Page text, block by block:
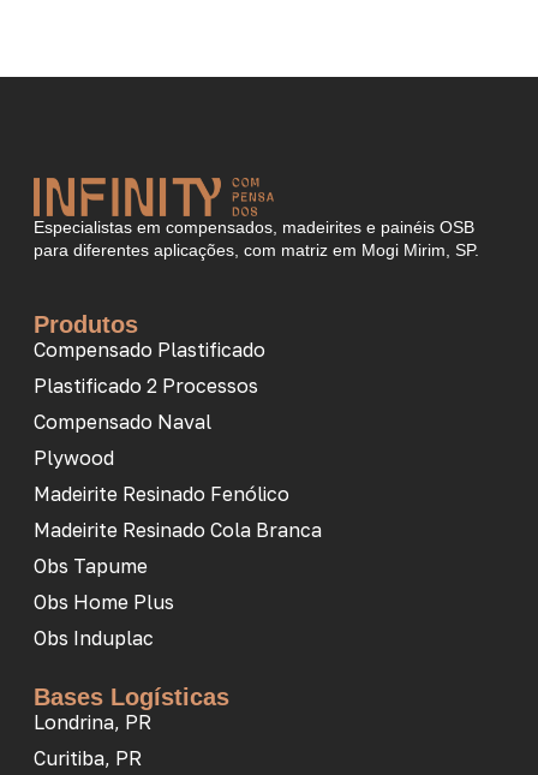
Especialistas em compensados, madeirites e painéis OSB
para diferentes aplicações, com matriz em Mogi Mirim, SP.
Produtos
Compensado Plastificado
Plastificado 2 Processos
Compensado Naval
Plywood
Madeirite Resinado Fenólico
Madeirite Resinado Cola Branca
Obs Tapume
Obs Home Plus
Obs Induplac
Bases Logísticas
Londrina, PR
Curitiba, PR